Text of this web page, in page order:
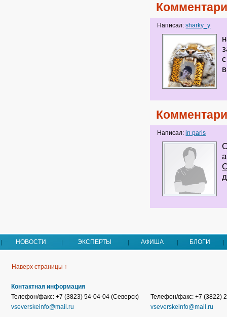
Написал:sharky_y
Написал:in paris
НОВОСТИ ЭКСПЕРТЫ АФИША БЛОГИ
Наверх страницы ↑
Контактная информация
Телефон/факс: +7 (3823) 54-04-04 (Северск)
vseverskeinfo@mail.ru
Телефон/факс: +7 (3822)
vseverskeinfo@mail.ru